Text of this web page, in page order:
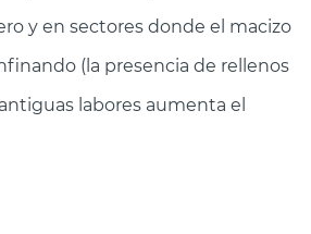
y en sectores donde el macizo
(la presencia de rellenos
labores aumenta el